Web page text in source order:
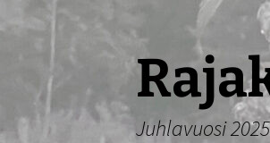
sisältöön
Juhlavuosi 2025